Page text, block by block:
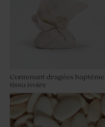
Contenant dragées baptême
tissu ivoire